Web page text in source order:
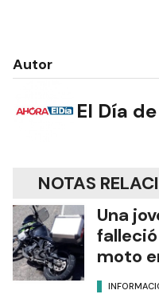
Autor
El Día
NOTAS
Una
moto